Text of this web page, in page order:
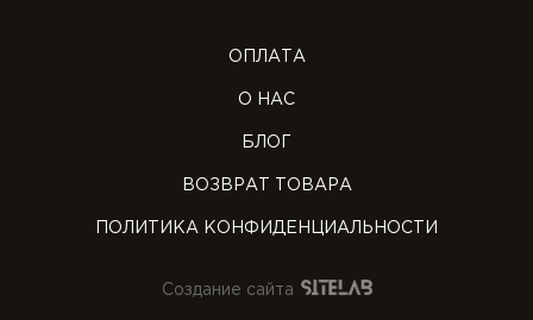
ОПЛАТА
О НАС
БЛОГ
ВОЗВРАТ ТОВАРА
ПОЛИТИКА КОНФИДЕНЦИАЛЬНОСТИ
Создание сайта